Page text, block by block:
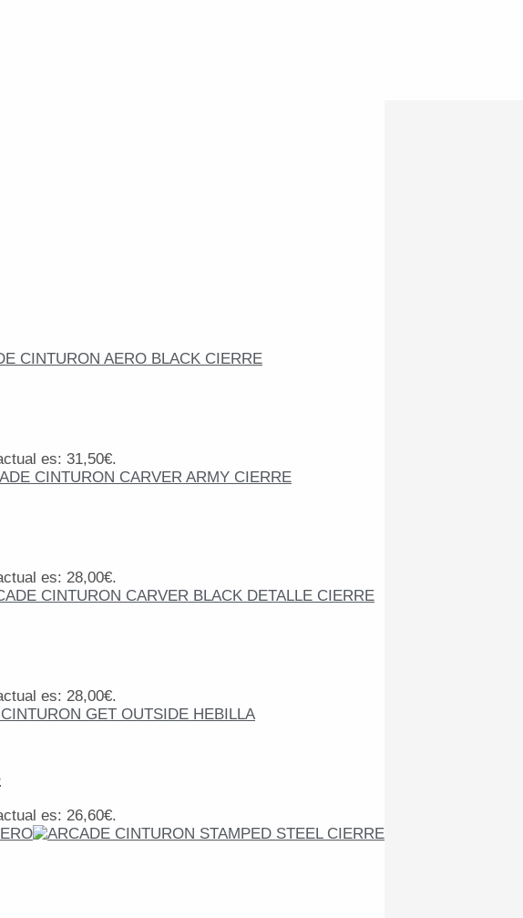
es: 31,50€.
es: 28,00€.
es: 28,00€.
es: 26,60€.